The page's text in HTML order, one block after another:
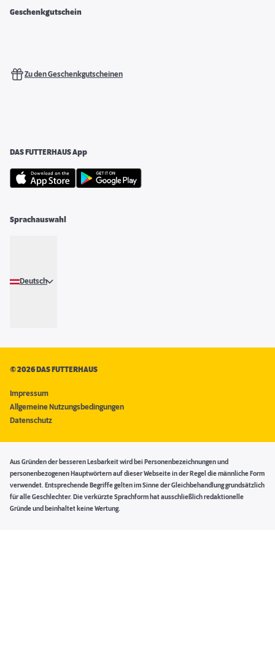
Geschenkgutschein
Zu den Geschenkgutscheinen
DAS FUTTERHAUS App
Sprachauswahl
Deutsch
©2026 DAS FUTTERHAUS
Impressum
Allgemeine Nutzungsbedingungen
Datenschutz
Aus Gründen der besseren Lesbarkeit wird bei Personenbezeichnungen und
personenbezogenen Hauptwörtern auf dieser Webseite in der Regel die männliche Form
verwendet. Entsprechende Begriffe gelten im Sinne der Gleichbehandlung grundsätzlich
für alle Geschlechter. Die verkürzte Sprachform hat ausschließlich redaktionelle
Gründe und beinhaltet keine Wertung.